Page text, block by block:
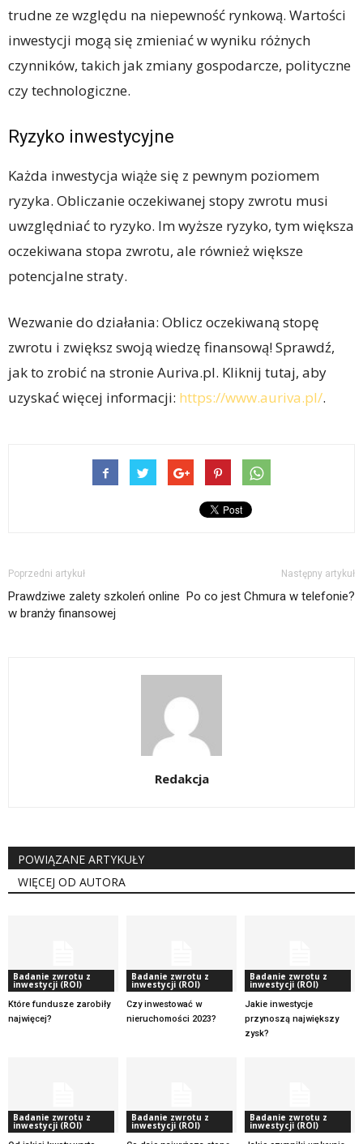
trudne ze względu na niepewność rynkową. Wartości
inwestycji mogą się zmieniać w wyniku różnych
czynników, takich jak zmiany gospodarcze, polityczne
czy technologiczne.
Ryzyko inwestycyjne
Każda inwestycja wiąże się z pewnym poziomem
ryzyka. Obliczanie oczekiwanej stopy zwrotu musi
uwzględniać to ryzyko. Im wyższe ryzyko, tym większa
oczekiwana stopa zwrotu, ale również większe
potencjalne straty.
Wezwanie do działania: Oblicz oczekiwaną stopę
zwrotu i zwiększ swoją wiedzę finansową! Sprawdź,
jak to zrobić na stronie Auriva.pl. Kliknij tutaj, aby
uzyskać więcej informacji: https://www.auriva.pl/.
Poprzedni artykuł
Prawdziwe zalety szkoleń online
w branży finansowej
Następny artykuł
Po co jest Chmura w telefonie?
Redakcja
POWIĄZANE ARTYKUŁY
WIĘCEJ OD AUTORA
Badanie zwrotu z
inwestycji (ROI)
Które fundusze zarobiły
najwięcej?
Badanie zwrotu z
inwestycji (ROI)
Czy inwestować w
nieruchomości 2023?
Badanie zwrotu z
inwestycji (ROI)
Jakie inwestycje
przynoszą największy
zysk?
Badanie zwrotu z
inwestycji (ROI)
Badanie zwrotu z
inwestycji (ROI)
Badanie zwrotu z
inwestycji (ROI)